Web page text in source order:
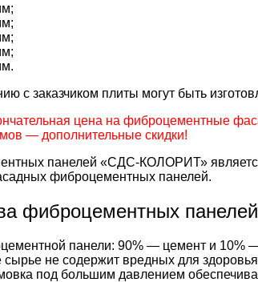
с заказчиком плиты могут быть
цена на фиброцементные
— дополнительные скидки!
панелей «СДС-КОЛОРИТ»
фиброцементных панелей.
фиброцементных
панели: 90% — цемент и 10%
сырье не содержит вредных для
под большим давлением